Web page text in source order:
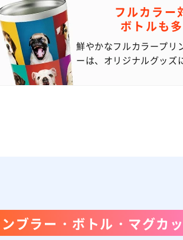
フルカラー
ボトルも
鮮やかなフルカラープリ
ーは、オリジナルグッズ
ブラー・ボトル・マグカ